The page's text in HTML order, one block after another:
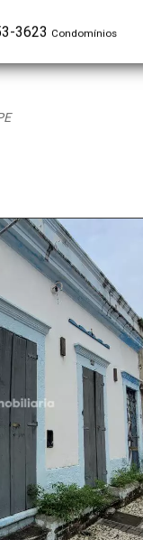
3623 Condomínios